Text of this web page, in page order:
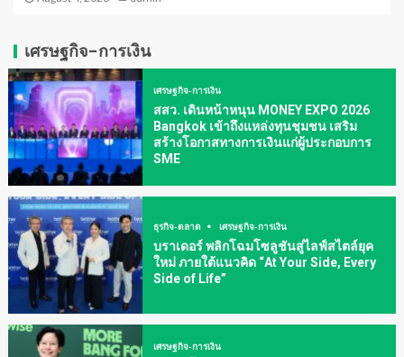
เศรษฐกิจ-การเงิน
เศรษฐกิจ-การเงิน
สสว. เดินหน้าหนุน MONEY EXPO 2026
Bangkok เข้าถึงแหล่งทุนชุมชน เสริม
สร้างโอกาสทางการเงินแก่ผู้ประกอบการ
SME
ธุรกิจ-ตลาด เศรษฐกิจ-การเงิน
บราเดอร์ พลิกโฉมโซลูชันสู่ไลฟ์สไตล์ยุค
ใหม่ ภายใต้แนวคิด “At Your Side, Every
Side of Life”
เศรษฐกิจ-การเงิน